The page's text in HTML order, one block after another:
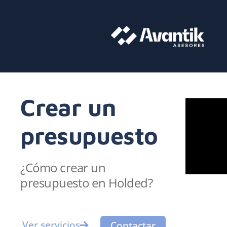
Crear un
presupuesto
¿Cómo crear un
presupuesto en Holded?